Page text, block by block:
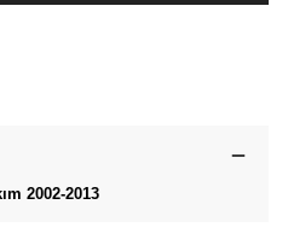
2002-2013